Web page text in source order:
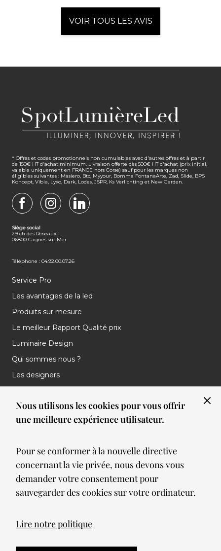
Nous utilisons les cookies pour vous offrir
une meilleure expérience utilisateur.
Pour se conformer à la nouvelle directive
concernant la vie privée, nous devons vous
demander votre consentement pour
sauvegarder des cookies sur votre ordinateur.
Lire notre politique
VOIR TOUS LES AVIS
* Offres et codes promotionnels non cumulables avec d'autres offres et à partir
de 150€ HT d'achat minimum. Livraison offerte dès 500€ HT d'achat (prix initial,
valable uniquement en FRANCE hors Corse) sauf pour les marques non
éligibles suivantes : Masiero, Btc, Myyour, Bomma FontanaArte, Zad, Slide, BPS
Koncept, Vibia, Lyxo, Dark, Lodes, JSPR, Ks Verlichting et New Garden.
Siège social
29 ch des Roseaux
06800 Cagnes sur Mer
Téléphone : 04.92.00.07.26
Service Pro
Les avantages de la led
Produits sur mesure
Le meilleur Rapport Qualité prix
Luminaire Design
Qui sommes nous ?
Les designers
Nos réalisations
Nos Clients
Meilleures ventes
Blog
© 2026 Spot lumiere led. All Rights Reserved
Mentions légales